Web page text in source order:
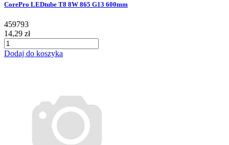
CorePro LEDtube T8 8W 865 G13 600mm
459793
14,29 zł
Dodaj do koszyka